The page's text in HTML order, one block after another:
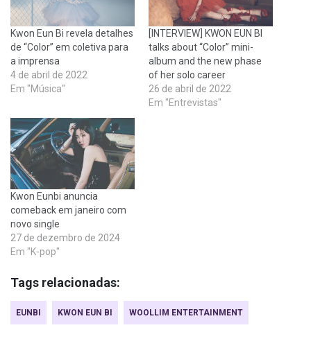
Kwon Eun Bi revela detalhes
de “Color” em coletiva para
a imprensa
4 de abril de 2022
Em "Música"
[INTERVIEW] KWON EUN BI
talks about “Color” mini-
album and the new phase
of her solo career
26 de abril de 2022
Em "Entrevistas"
Kwon Eunbi anuncia
comeback em janeiro com
novo single
27 de dezembro de 2024
Em "K-pop"
Tags relacionadas:
EUNBI KWON EUN BI WOOLLIM ENTERTAINMENT